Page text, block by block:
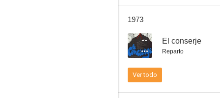
1973
-- El conserje
Reparto
Ver todo